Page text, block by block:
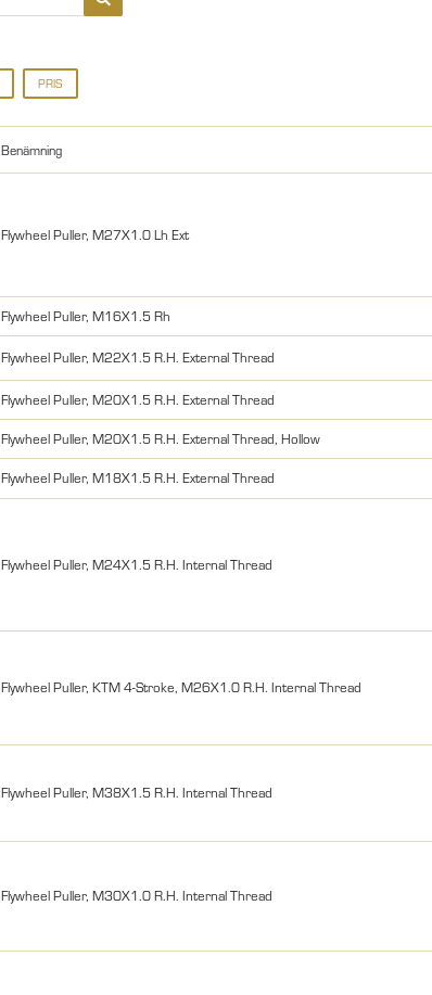
PRIS
Benämning
Flywheel Puller, M27X1.0 Lh Ext
Flywheel Puller, M16X1.5 Rh
Flywheel Puller, M22X1.5 R.H. External Thread
Flywheel Puller, M20X1.5 R.H. External Thread
Flywheel Puller, M20X1.5 R.H. External Thread, Hollow
Flywheel Puller, M18X1.5 R.H. External Thread
Flywheel Puller, M24X1.5 R.H. Internal Thread
Flywheel Puller, KTM 4-Stroke, M26X1.0 R.H. Internal Thread
Flywheel Puller, M38X1.5 R.H. Internal Thread
Flywheel Puller, M30X1.0 R.H. Internal Thread